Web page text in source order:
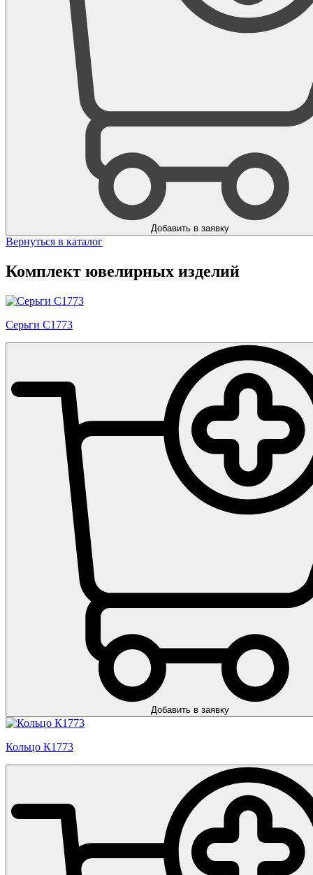
Добавить в заявку
Вернуться в каталог
Комплект ювелирных изделий
Серьги С1773
Добавить в заявку
Кольцо К1773